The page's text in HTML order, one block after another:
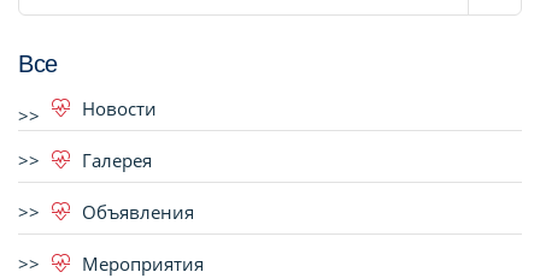
Все
Новости
Галерея
Объявления
Мероприятия